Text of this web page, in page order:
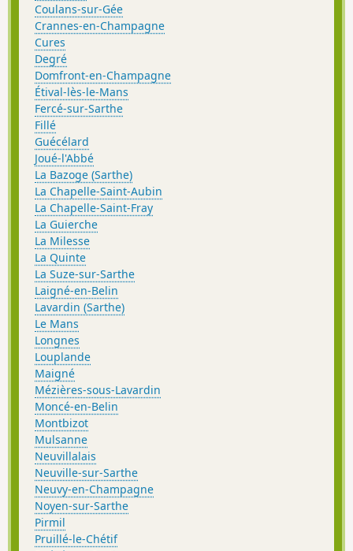
Coulans-sur-Gée
Crannes-en-Champagne
Cures
Degré
Domfront-en-Champagne
Étival-lès-le-Mans
Fercé-sur-Sarthe
Fillé
Guécélard
Joué-l'Abbé
La Bazoge (Sarthe)
La Chapelle-Saint-Aubin
La Chapelle-Saint-Fray
La Guierche
La Milesse
La Quinte
La Suze-sur-Sarthe
Laigné-en-Belin
Lavardin (Sarthe)
Le Mans
Longnes
Louplande
Maigné
Mézières-sous-Lavardin
Moncé-en-Belin
Montbizot
Mulsanne
Neuvillalais
Neuville-sur-Sarthe
Neuvy-en-Champagne
Noyen-sur-Sarthe
Pirmil
Pruillé-le-Chétif